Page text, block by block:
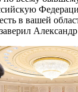
в вашей